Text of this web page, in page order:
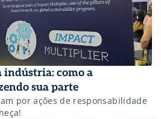
indústria: como a
sua parte
por ações de responsabilidade